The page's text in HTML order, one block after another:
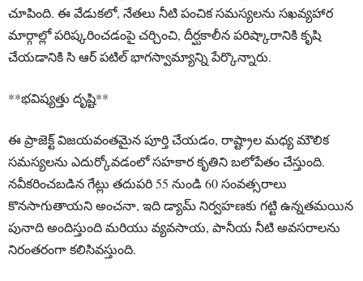
చూపింది. ఈ వేడుకలో, నేతలు నీటి పంచిక సమస్యలను సఖవ్యహార
మార్గాల్లో పరిష్కరించడంపై చర్చించి, దీర్ఘకాలీన పరిష్కారానికి కృషి
చేయడానికి సి ఆర్ పటిల్ భాగస్వామ్యాన్ని పేర్కొన్నారు.
**భవిష్యత్తు దృష్టి**
ఈ ప్రాజెక్ట్ విజయవంతమైన పూర్తి చేయడం, రాష్ట్రాల మధ్య మౌలిక
సమస్యలను ఎదుర్కోవడంలో సహకార కృతిని బలోపేతం చేస్తుంది.
నవీకరించబడిన గేట్లు తదుపరి 55 నుండి 60 సంవత్సరాలు
కొనసాగుతాయని అంచనా, ఇది డ్యామ్ నిర్వహణకు గట్టి ఉన్నతమయిన
పునాది అందిస్తుంది మరియు వ్యవసాయ, పానీయ నీటి అవసరాలను
నిరంతరంగా కలిసివస్తుంది.